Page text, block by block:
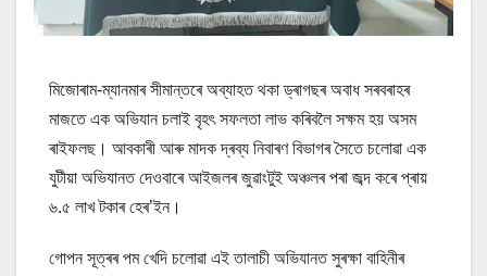
মিজোৰাম-ম্যানমাৰ সীমান্তৰে অব্যাহত থকা ড্ৰাগছৰ অবাধ সৰবৰাহৰ
মাজতে এক অভিযান চলাই বৃহৎ সফলতা লাভ কৰিবলৈ সক্ষম হয় অসম
ৰাইফলছ। আবকাৰী আৰু মাদক দ্ৰব্য নিবাৰণ বিভাগৰ সৈতে চলোৱা এক
যুটীয়া অভিযানত দেওবাৰে আইজলৰ জুৱাংটুই অঞ্চলৰ পৰা জব্দ কৰে প্ৰায়
৬.৫ লাখ টকাৰ হেৰ’ইন।
গোপন সূত্ৰৰ পম খেদি চলোৱা এই তালাচী অভিযানত সুৰক্ষা বাহিনীৰ